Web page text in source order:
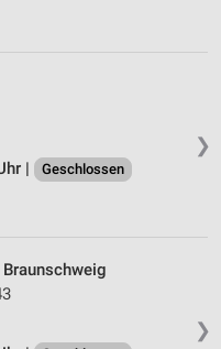
❯
|
Geschlossen
❯